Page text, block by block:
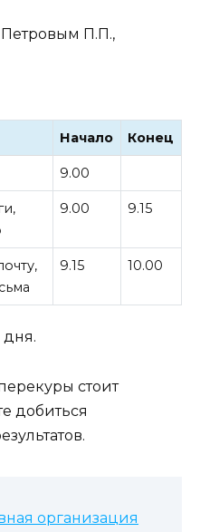
П.П.,
Начало Конец
9.00
9.00 9.15
9.15 10.00
дня.
стоит
добиться
организация